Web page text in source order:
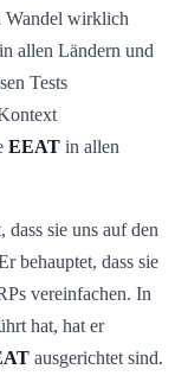
Wandel wirklich
allen Ländern und
Tests
EEAT in allen
sie uns auf den
behauptet, dass sie
vereinfachen. In
hat, hat er
ausgerichtet sind.